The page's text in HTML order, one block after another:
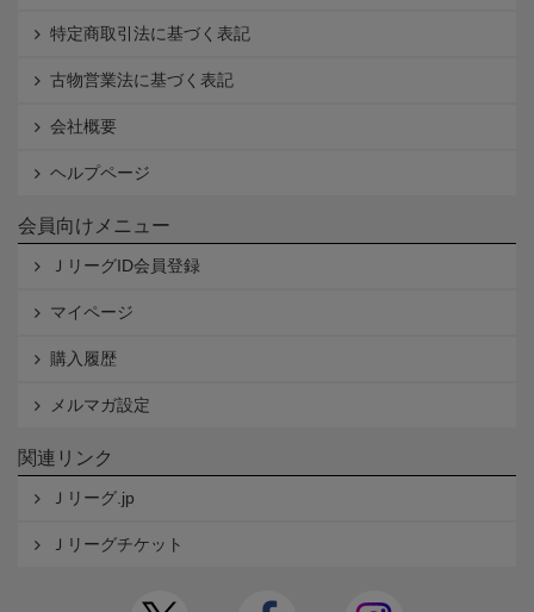
特定商取引法に基づく表記
古物営業法に基づく表記
会社概要
ヘルプページ
会員向けメニュー
ＪリーグID会員登録
マイページ
購入履歴
メルマガ設定
関連リンク
Ｊリーグ.jp
Ｊリーグチケット